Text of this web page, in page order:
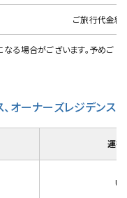
ご旅行代金
る場合がございます。予めご
オーナーズレジデンス
運行